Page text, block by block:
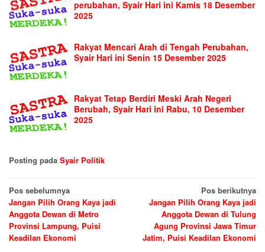
perubahan, Syair Hari ini Kamis 18 Desember
2025
Rakyat Mencari Arah di Tengah Perubahan,
Syair Hari ini Senin 15 Desember 2025
Rakyat Tetap Berdiri Meski Arah Negeri
Berubah, Syair Hari ini Rabu, 10 Desember
2025
Posting pada Syair Politik
Navigasi
pos
Pos sebelumnya
Jangan Pilih Orang Kaya jadi
Anggota Dewan di Metro
Provinsi Lampung, Puisi
Keadilan Ekonomi
Pos berikutnya
Jangan Pilih Orang Kaya jadi
Anggota Dewan di Tulung
Agung Provinsi Jawa Timur
Jatim, Puisi Keadilan Ekonomi